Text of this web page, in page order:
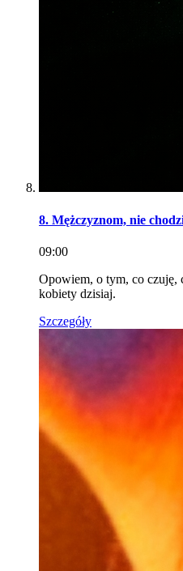
8. Mężczyznom, nie
09:00
Opowiem, o tym, co czuję,
kobiety dzisiaj.
Szczegóły